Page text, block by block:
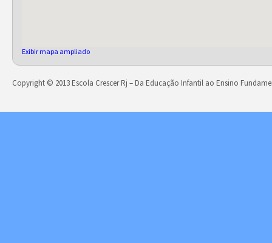
Exibir mapa ampliado
Copyright © 2013 Escola Crescer Rj – Da Educação Infantil ao Ensino